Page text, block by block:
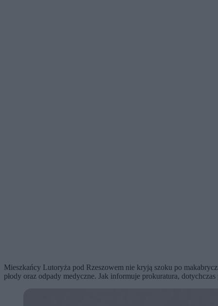
Mieszkańcy Lutoryża pod Rzeszowem nie kryją szoku po
płody oraz odpady medyczne. Jak informuje prokuratura,